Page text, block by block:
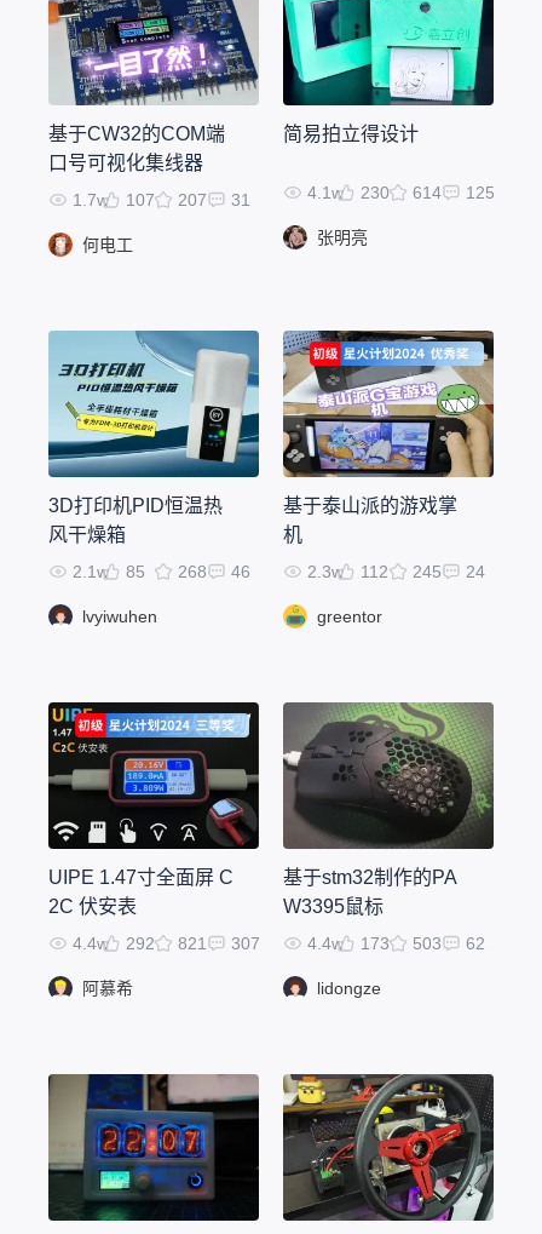
基于CW32的COM端
口号可视化集线器
1.7w 107 207 31
何电工
简易拍立得设计
4.1w 230 614 125
张明亮
3D打印机PID恒温热
风干燥箱
2.1w 85 268 46
lvyiwuhen
基于泰山派的游戏掌
机
2.3w 112 245 24
greentor
UIPE 1.47寸全面屏 C
2C 伏安表
4.4w 292 821 307
阿慕希
基于stm32制作的PA
W3395鼠标
4.4w 173 503 62
lidongze